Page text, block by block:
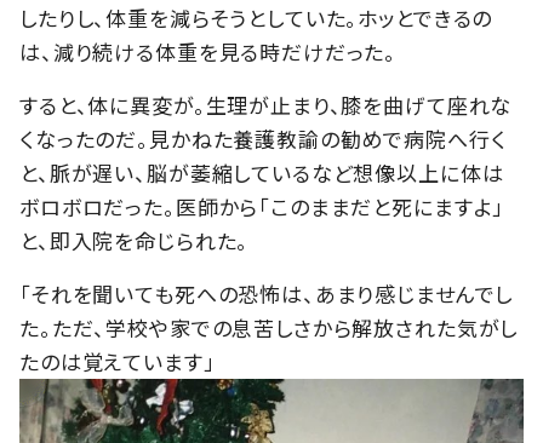
したりし、体重を減らそうとしていた。ホッとできるの
は、減り続ける体重を見る時だけだった。
すると、体に異変が。生理が止まり、膝を曲げて座れな
くなったのだ。見かねた養護教諭の勧めで病院へ行く
と、脈が遅い、脳が萎縮しているなど想像以上に体は
ボロボロだった。医師から「このままだと死にますよ」
と、即入院を命じられた。
「それを聞いても死への恐怖は、あまり感じませんでし
た。ただ、学校や家での息苦しさから解放された気がし
たのは覚えています」